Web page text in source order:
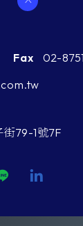
Fax
02-
街79-1號7F